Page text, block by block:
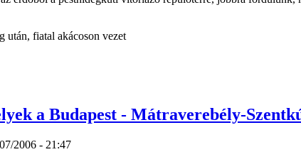
után, fiatal akácoson vezet
a Budapest - Mátraverebély-
2006 - 21:47